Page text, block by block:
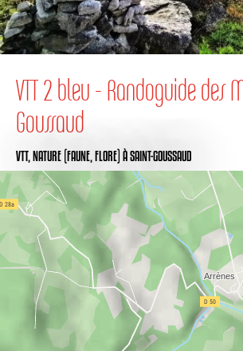
VTT 2 bleu - Randoguide des
Goussaud
VTT,NATURE (FAUNE, FLORE) À SAINT-GOUSSAUD